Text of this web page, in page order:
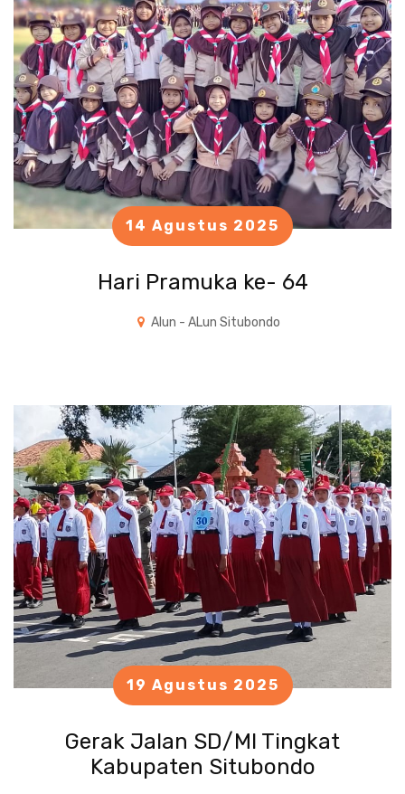
14 Agustus 2025
Hari Pramuka ke- 64
Alun - ALun Situbondo
19 Agustus 2025
Gerak Jalan SD/MI Tingkat
Kabupaten Situbondo